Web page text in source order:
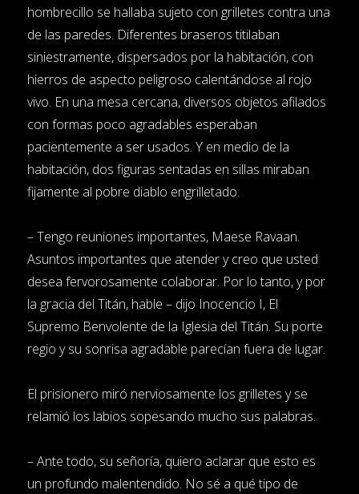
hombrecillo se hallaba sujeto con grilletes contra una
de las paredes. Diferentes braseros titilaban
siniestramente, dispersados por la habitación, con
hierros de aspecto peligroso calentándose al rojo
vivo. En una mesa cercana, diversos objetos afilados
con formas poco agradables esperaban
pacientemente a ser usados. Y en medio de la
habitación, dos figuras sentadas en sillas miraban
fijamente al pobre diablo engrilletado.
– Tengo reuniones importantes, Maese Ravaan.
Asuntos importantes que atender y creo que usted
desea fervorosamente colaborar. Por lo tanto, y por
la gracia del Titán, hable – dijo Inocencio I, El
Supremo Benvolente de la Iglesia del Titán. Su porte
regio y su sonrisa agradable parecían fuera de lugar.
El prisionero miró nerviosamente los grilletes y se
relamió los labios sopesando mucho sus palabras.
– Ante todo, su señoría, quiero aclarar que esto es
un profundo malentendido. No sé a qué tipo de